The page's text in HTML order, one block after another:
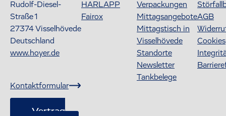
Rudolf-Diesel-
Straße 1
27374Visselhövede
Deutschland
www.hoyer.de
Kontaktformular
Vertrag
HARLAPP
Fairox
Verpackungen
Mittagsangebote
Mittagstisch in
Visselhövede
Standorte
Newsletter
Tankbelege
AGB
Cookies